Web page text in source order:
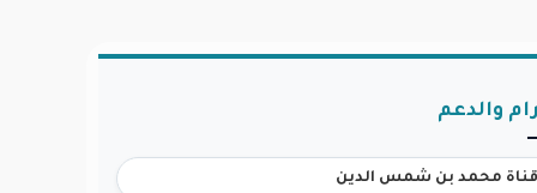
والدعم
محمد بن شمس الدين